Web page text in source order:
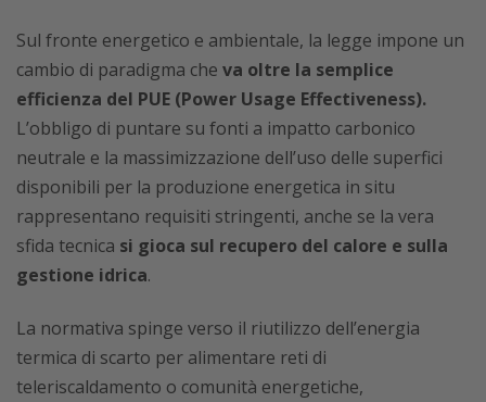
Sul fronte energetico e ambientale, la legge impone un
cambio di paradigma che va oltre la semplice
efficienza del PUE (Power Usage Effectiveness).
L’obbligo di puntare su fonti a impatto carbonico
neutrale e la massimizzazione dell’uso delle superfici
disponibili per la produzione energetica in situ
rappresentano requisiti stringenti, anche se la vera
sfida tecnica si gioca sul recupero del calore e sulla
gestione idrica.
La normativa spinge verso il riutilizzo dell’energia
termica di scarto per alimentare reti di
teleriscaldamento o comunità energetiche,